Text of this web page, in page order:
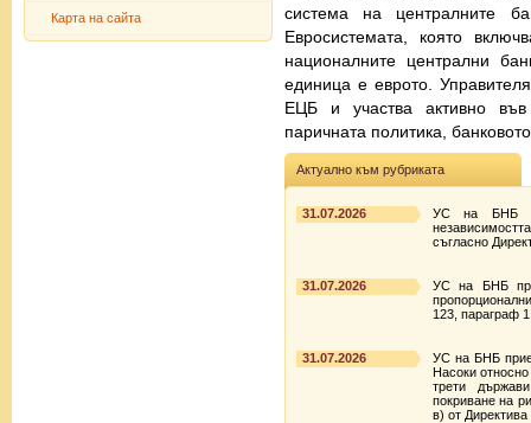
Карта на сайта
система на централните
Евросистемата, която
националните централни
единица е еврото.
ЕЦБ и участва активно
паричната политика,
Актуално към рубриката
31.07.2026
УС на БНБ
съгласно
31.07.2026
УС на БНБ
123, параграф
31.07.2026
УС на БНБ прие
Насоки
трети
покриване на
в) от